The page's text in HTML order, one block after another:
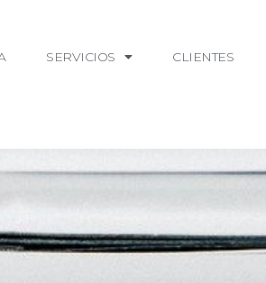
SERVICIOS CLIENTES